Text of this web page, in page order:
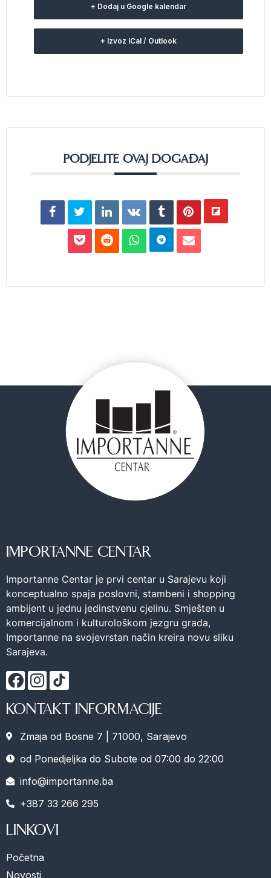
+ Dodaj u Google kalendar
+ Izvoz iCal / Outlook
PODJELITE OVAJ DOGAĐAJ
IMPORTANNE CENTAR
Importanne Centar je prvi centar u Sarajevu koji
konceptualno spaja poslovni, stambeni i shopping
ambijent u jednu jedinstvenu cjelinu. Smješten u
komercijalnom i kulturološkom jezgru grada,
Importanne na svojevrstan način kreira novu sliku
Sarajeva.
KONTAKT INFORMACIJE
Zmaja od Bosne 7 | 71000, Sarajevo
od Ponedjeljka do Subote od 07:00 do 22:00
info@importanne.ba
+387 33 266 295
LINKOVI
Početna
Novosti